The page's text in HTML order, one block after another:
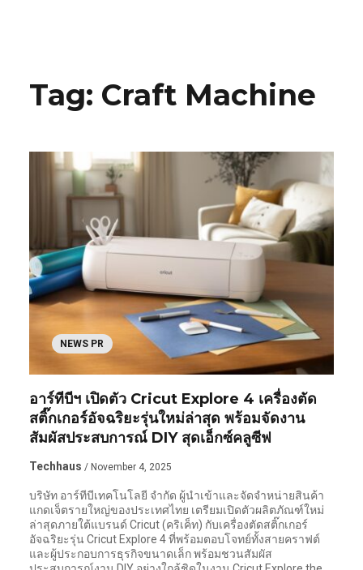
Tag: Craft Machine
NEWS PR
อาร์ทีบีฯ เปิดตัว Cricut Explore 4 เครื่องตัด
สติ๊กเกอร์อัจฉริยะรุ่นใหม่ล่าสุด พร้อมจัดงาน
สัมผัสประสบการณ์ DIY สุดเอ็กซ์คลูซีฟ
Techhaus / November 4, 2025
บริษัท อาร์ทีบีเทคโนโลยี จำกัด ผู้นำเข้าและจัดจำหน่ายสินค้า
แกดเจ็ตรายใหญ่ของประเทศไทย เตรียมเปิดตัวผลิตภัณฑ์ใหม่
ล่าสุดภายใต้แบรนด์ Cricut (คริเค็ท) กับเครื่องตัดสติ๊กเกอร์
อัจฉริยะรุ่น Cricut Explore 4 ที่พร้อมตอบโจทย์ทั้งสายคราฟต์
และผู้ประกอบการธุรกิจขนาดเล็ก พร้อมชวนสัมผัส